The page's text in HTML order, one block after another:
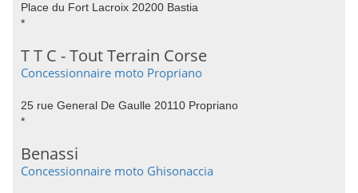
Place du Fort Lacroix 20200 Bastia
*
T T C - Tout Terrain Corse
Concessionnaire moto Propriano
25 rue General De Gaulle 20110 Propriano
*
Benassi
Concessionnaire moto Ghisonaccia